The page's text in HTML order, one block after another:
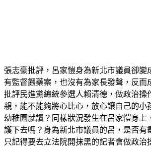
張志豪批評，呂家愷身為新北市議員卻變
有監督餵藥案，也沒有為家長發聲，反而
批評民進黨總統參選人賴清德，做政治操
親，能不能夠將心比心，放心讓自己的小
幼稚園就讀？同樣狀況發生在呂家愷身上
護下去嗎？身為新北市議員的呂，是否有
只記得要去立法院開抹黑的記者會做政治